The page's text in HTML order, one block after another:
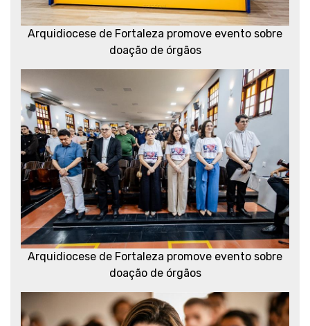
Arquidiocese de Fortaleza promove evento sobre
doação de órgãos
Arquidiocese de Fortaleza promove evento sobre
doação de órgãos